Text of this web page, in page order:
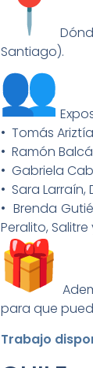
Santiago).
•⁠ ⁠Tomás
•⁠ ⁠Ramón
•⁠ ⁠Gabriela
•⁠ ⁠Sara
•⁠ ⁠Brenda
Peralito,
para que
­Trabajo